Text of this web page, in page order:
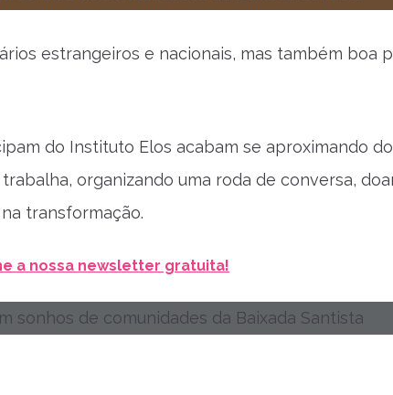
estrangeiros e nacionais, mas também boa
do Instituto Elos acabam se aproximando
organizando uma roda de conversa,
transformação.
a nossa newsletter gratuita!